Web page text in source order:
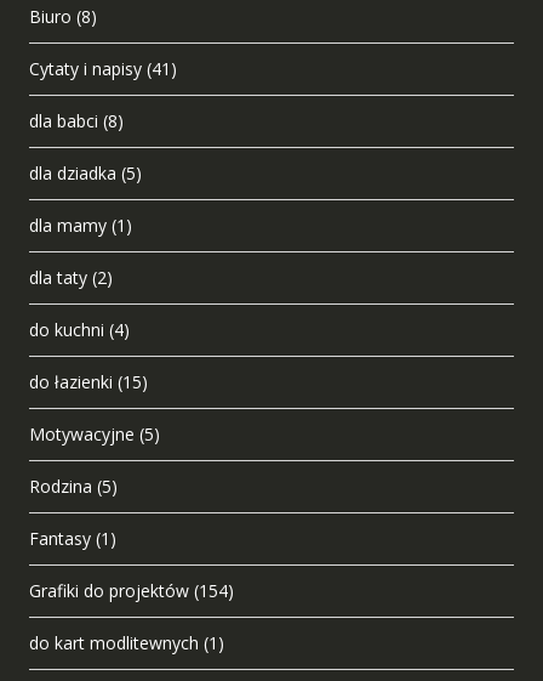
Biuro (8)
Cytaty i napisy (41)
dla babci (8)
dla dziadka (5)
dla mamy (1)
dla taty (2)
do kuchni (4)
do łazienki (15)
Motywacyjne (5)
Rodzina (5)
Fantasy (1)
Grafiki do projektów (154)
do kart modlitewnych (1)